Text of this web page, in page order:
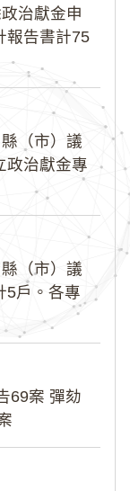
持組織...
治獻金申
報告書計75
（市）議
政治獻金專
（市）議
5戶。各專
69案 彈劾